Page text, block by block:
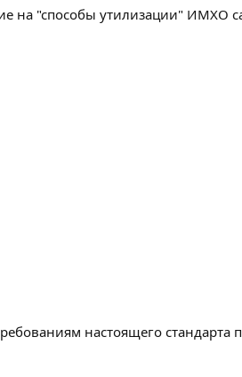
на "способы утилизации" ИМХО
настоящего